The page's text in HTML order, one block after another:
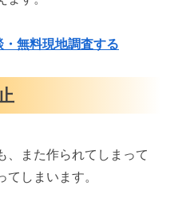
無料現地調査する
、また作られてしまって
しまいます。